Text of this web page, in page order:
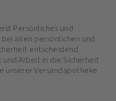
Persönliches und
allen persönlichen und
entscheidend.
und Arbeit in die Sicherheit
unserer Versandapotheke